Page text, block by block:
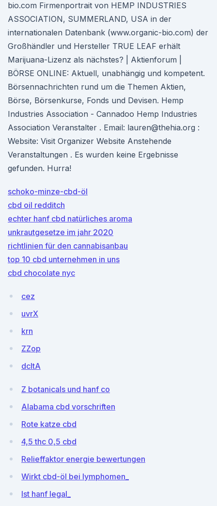
bio.com Firmenportrait von HEMP INDUSTRIES
ASSOCIATION, SUMMERLAND, USA in der
internationalen Datenbank (www.organic-bio.com) der
Großhändler und Hersteller TRUE LEAF erhält
Marijuana-Lizenz als nächstes? | Aktienforum |
BÖRSE ONLINE: Aktuell, unabhängig und kompetent.
Börsennachrichten rund um die Themen Aktien,
Börse, Börsenkurse, Fonds und Devisen. Hemp
Industries Association - Cannadoo Hemp Industries
Association Veranstalter . Email: lauren@thehia.org :
Website: Visit Organizer Website Anstehende
Veranstaltungen . Es wurden keine Ergebnisse
gefunden. Hurra!
schoko-minze-cbd-öl
cbd oil redditch
echter hanf cbd natürliches aroma
unkrautgesetze im jahr 2020
richtlinien für den cannabisanbau
top 10 cbd unternehmen in uns
cbd chocolate nyc
cez
uvrX
krn
ZZop
dcItA
Z botanicals und hanf co
Alabama cbd vorschriften
Rote katze cbd
4,5 thc 0,5 cbd
Relieffaktor energie bewertungen
Wirkt cbd-öl bei lymphomen_
Ist hanf legal_